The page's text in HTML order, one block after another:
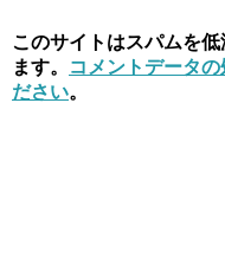
このサイトはスパムを
ます。
コメントデータ
ださい。